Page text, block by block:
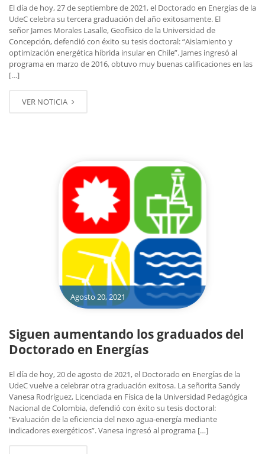
El día de hoy, 27 de septiembre de 2021, el Doctorado en Energías de la
UdeC celebra su tercera graduación del año exitosamente. El
señor James Morales Lasalle, Geofísico de la Universidad de
Concepción, defendió con éxito su tesis doctoral: “Aislamiento y
optimización energética híbrida insular en Chile”. James ingresó al
programa en marzo de 2016, obtuvo muy buenas calificaciones en las
[…]
VER NOTICIA
Agosto 20, 2021
Siguen aumentando los graduados del
Doctorado en Energías
El día de hoy, 20 de agosto de 2021, el Doctorado en Energías de la
UdeC vuelve a celebrar otra graduación exitosa. La señorita Sandy
Vanesa Rodríguez, Licenciada en Física de la Universidad Pedagógica
Nacional de Colombia, defendió con éxito su tesis doctoral:
“Evaluación de la eficiencia del nexo agua-energía mediante
indicadores exergéticos”. Vanesa ingresó al programa […]